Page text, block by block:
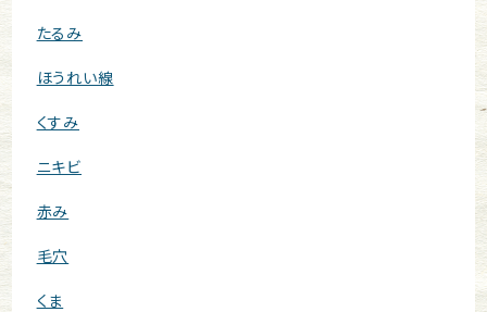
たるみ
ほうれい線
くすみ
ニキビ
赤み
毛穴
くま